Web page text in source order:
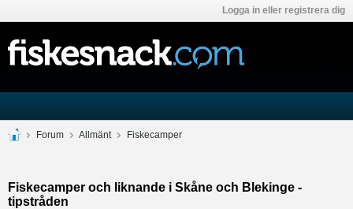
Logga in eller registrera dig
Forum Allmänt Fiskecamper
Fiskecamper och liknande i Skåne och Blekinge -
tipstråden